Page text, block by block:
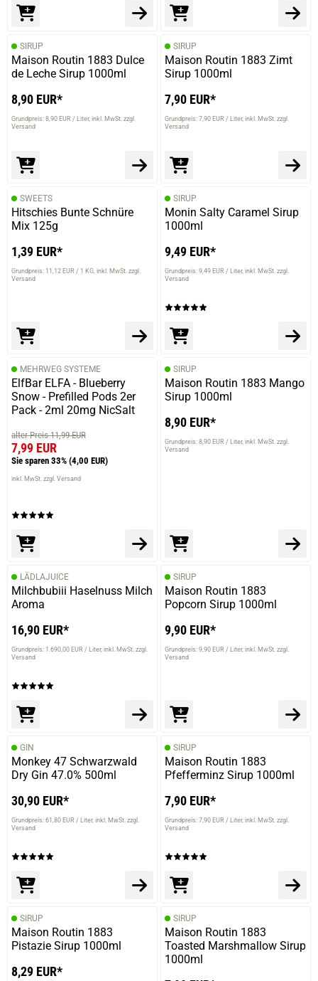
prev
SIRUP
Maison Routin 1883 Dulce
de Leche Sirup 1000ml
8,90 EUR*
Grundpreis: 8,90 EUR / Liter inkl. MwSt. zzgl.
Versand
SIRUP
Maison Routin 1883 Zimt
Sirup 1000ml
7,90 EUR*
Grundpreis: 7,90 EUR / Liter inkl. MwSt. zzgl.
Versand
SWEETS
Hitschies Bunte Schnüre
Mix 125g
1,39 EUR*
Grundpreis: 11,12 EUR / 1 KG inkl. MwSt. zzgl.
Versand
SIRUP
Monin Salty Caramel Sirup
1000ml
9,49 EUR*
Grundpreis: 9,49 EUR / Liter inkl. MwSt. zzgl.
Versand
MEHRWEG SYSTEME
ElfBar ELFA - Blueberry
Snow - Prefilled Pods 2er
Pack - 2ml 20mg NicSalt
alter Preis 11,99 EUR
7,99 EUR
Sie sparen 33% (4,00 EUR)
inkl. MwSt. zzgl. Versand
SIRUP
Maison Routin 1883 Mango
Sirup 1000ml
8,90 EUR*
Grundpreis: 8,90 EUR / Liter inkl. MwSt. zzgl.
Versand
LÄDLAJUICE
Milchbubiii Haselnuss Milch
Aroma
16,90 EUR*
Grundpreis: 1.690,00 EUR / Liter inkl. MwSt. zzgl.
Versand
SIRUP
Maison Routin 1883
Popcorn Sirup 1000ml
9,90 EUR*
Grundpreis: 9,90 EUR / Liter inkl. MwSt. zzgl.
Versand
GIN
Monkey 47 Schwarzwald
Dry Gin 47.0% 500ml
30,90 EUR*
Grundpreis: 61,80 EUR / Liter inkl. MwSt. zzgl.
Versand
SIRUP
Maison Routin 1883
Pfefferminz Sirup 1000ml
7,90 EUR*
Grundpreis: 7,90 EUR / Liter inkl. MwSt. zzgl.
Versand
SIRUP
Maison Routin 1883
Pistazie Sirup 1000ml
8,29 EUR*
SIRUP
Maison Routin 1883
Toasted Marshmallow Sirup
1000ml